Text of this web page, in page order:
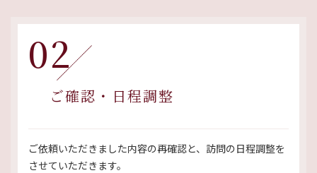
02
ご確認・日程調整
ご依頼いただきました内容の再確認と、訪問の日程調整を
させていただきます。